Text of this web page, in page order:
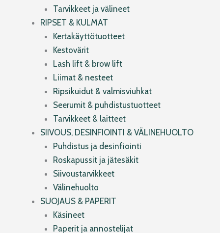
Tarvikkeet ja välineet
RIPSET & KULMAT
Kertakäyttötuotteet
Kestovärit
Lash lift & brow lift
Liimat & nesteet
Ripsikuidut & valmisviuhkat
Seerumit & puhdistustuotteet
Tarvikkeet & laitteet
SIIVOUS, DESINFIOINTI & VÄLINEHUOLTO
Puhdistus ja desinfiointi
Roskapussit ja jätesäkit
Siivoustarvikkeet
Välinehuolto
SUOJAUS & PAPERIT
Käsineet
Paperit ja annostelijat